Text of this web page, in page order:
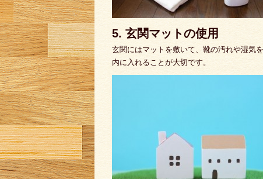
5. 玄関マットの使用
玄関にはマットを敷いて、靴の汚れや湿気
内に入れることが大切です。